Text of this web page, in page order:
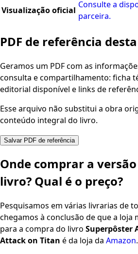
Visualização oficial
Consulte a
parceira.
PDF de referência
Geramos um PDF com as
consulta e compartilhamento: ficha
editorial disponível e links de
Esse arquivo não substitui a obra
conteúdo integral do livro.
Salvar PDF de referência
Onde comprar a
livro? Qual é o preço?
Pesquisamos em várias livrarias de
chegamos à conclusão de que a loja
para a compra do livro Superpôster
Attack on Titan é da loja da Amazon.